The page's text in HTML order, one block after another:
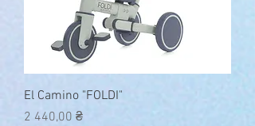
El Camino "FOLDI"
Ціна
2 440,00 ₴